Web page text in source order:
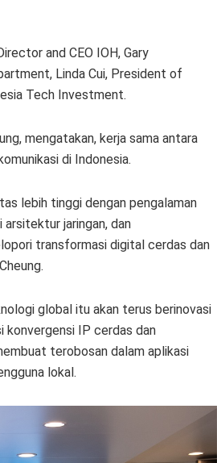
and CEO IOH, Gary
Linda Cui, President of
Tech Investment.
mengatakan, kerja sama antara
di Indonesia.
lebih tinggi dengan pengalaman
arsitektur jaringan, dan
transformasi digital cerdas dan
global itu akan terus berinovasi
konvergensi IP cerdas dan
terobosan dalam aplikasi
lokal.